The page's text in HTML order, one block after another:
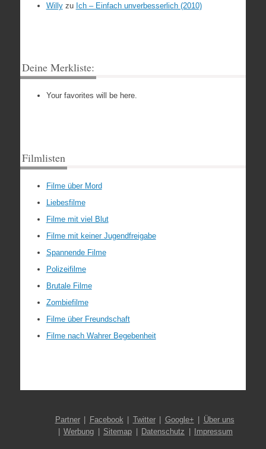
Willyzu Ich – Einfach unverbesserlich (2010)
Deine Merkliste:
Your favorites will be here.
Filmlisten
Filme über Mord
Liebesfilme
Filme mit viel Blut
Filme mit keiner Jugendfreigabe
Spannende Filme
Polizeifilme
Brutale Filme
Zombiefilme
Filme über Freundschaft
Filme nach Wahrer Begebenheit
Partner Facebook Twitter Google+
Über uns
Werbung
Sitemap Datenschutz Impressum